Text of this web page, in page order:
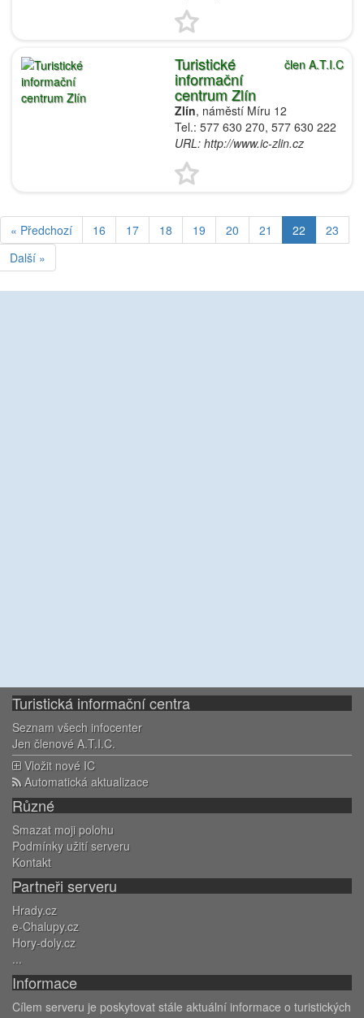
člen A.T.I.C
Turistické
informační
centrum Zlín
Zlín, náměstí Míru 12
Tel.: 577 630 270, 577 630 222
URL: http://www.ic-zlin.cz
« Předchozí 16 17 18 19 20 21 22
23
Další »
Turistická informační centra
Seznam všech infocenter
Jen členové A.T.I.C.
Vložit nové IC
Automatická aktualizace
Různé
Smazat moji polohu
Podmínky užití serveru
Kontakt
Partneři serveru
Hrady.cz
e-Chalupy.cz
Hory-doly.cz
...
Informace
Cílem serveru je poskytovat stále aktuální informace o turistických